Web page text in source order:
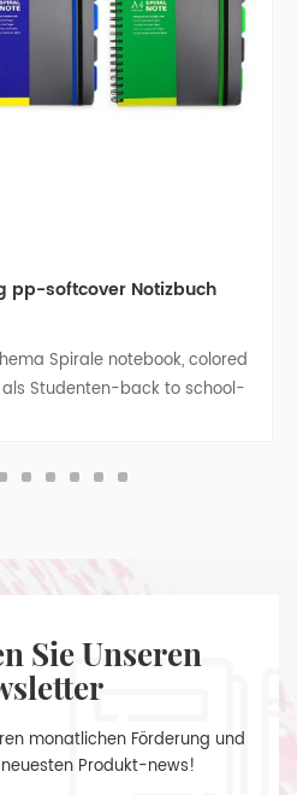
pp-softcover Notizbuch
Spirale notebook, colored
Studenten-back to school-
monatlichen Förderung und
Produkt-news!